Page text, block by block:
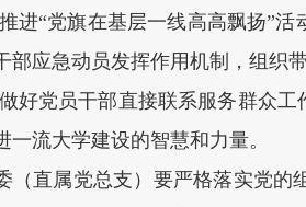
进“党旗在基层一线高高飘扬”
部应急动员发挥作用机制，组织
好党员干部直接联系服务群众
一流大学建设的智慧和力量。
（直属党总支）要严格落实党的